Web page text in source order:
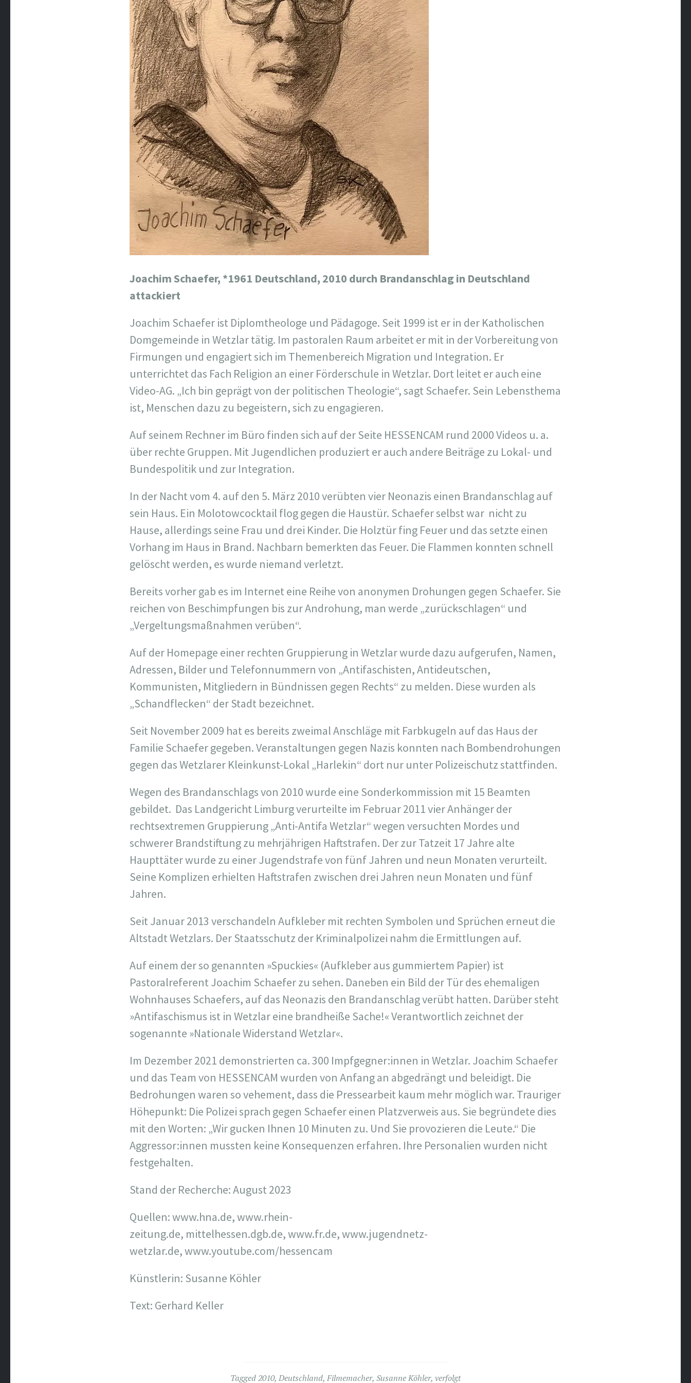
Joachim Schaefer, *1961 Deutschland, 2010 durch Brandanschlag in Deutschland
attackiert
Joachim Schaefer ist Diplomtheologe und Pädagoge. Seit 1999 ist er in der Katholischen
Domgemeinde in Wetzlar tätig. Im pastoralen Raum arbeitet er mit in der Vorbereitung von
Firmungen und engagiert sich im Themenbereich Migration und Integration. Er
unterrichtet das Fach Religion an einer Förderschule in Wetzlar. Dort leitet er auch eine
Video-AG. „Ich bin geprägt von der politischen Theologie“, sagt Schaefer. Sein Lebensthema
ist, Menschen dazu zu begeistern, sich zu engagieren.
Auf seinem Rechner im Büro finden sich auf der Seite HESSENCAM rund 2000 Videos u. a.
über rechte Gruppen. Mit Jugendlichen produziert er auch andere Beiträge zu Lokal- und
Bundespolitik und zur Integration.
In der Nacht vom 4. auf den 5. März 2010 verübten vier Neonazis einen Brandanschlag auf
sein Haus. Ein Molotowcocktail flog gegen die Haustür. Schaefer selbst war nicht zu
Hause, allerdings seine Frau und drei Kinder. Die Holztür fing Feuer und das setzte einen
Vorhang im Haus in Brand. Nachbarn bemerkten das Feuer. Die Flammen konnten schnell
gelöscht werden, es wurde niemand verletzt.
Bereits vorher gab es im Internet eine Reihe von anonymen Drohungen gegen Schaefer. Sie
reichen von Beschimpfungen bis zur Androhung, man werde „zurückschlagen“ und
„Vergeltungsmaßnahmen verüben“.
Auf der Homepage einer rechten Gruppierung in Wetzlar wurde dazu aufgerufen, Namen,
Adressen, Bilder und Telefonnummern von „Antifaschisten, Antideutschen,
Kommunisten, Mitgliedern in Bündnissen gegen Rechts“ zu melden. Diese wurden als
„Schandflecken“ der Stadt bezeichnet.
Seit November 2009 hat es bereits zweimal Anschläge mit Farbkugeln auf das Haus der
Familie Schaefer gegeben. Veranstaltungen gegen Nazis konnten nach Bombendrohungen
gegen das Wetzlarer Kleinkunst-Lokal „Harlekin“ dort nur unter Polizeischutz stattfinden.
Wegen des Brandanschlags von 2010 wurde eine Sonderkommission mit 15 Beamten
gebildet. Das Landgericht Limburg verurteilte im Februar 2011 vier Anhänger der
rechtsextremen Gruppierung „Anti-Antifa Wetzlar“ wegen versuchten Mordes und
schwerer Brandstiftung zu mehrjährigen Haftstrafen. Der zur Tatzeit 17 Jahre alte
Haupttäter wurde zu einer Jugendstrafe von fünf Jahren und neun Monaten verurteilt.
Seine Komplizen erhielten Haftstrafen zwischen drei Jahren neun Monaten und fünf
Jahren.
Seit Januar 2013 verschandeln Aufkleber mit rechten Symbolen und Sprüchen erneut die
Altstadt Wetzlars. Der Staatsschutz der Kriminalpolizei nahm die Ermittlungen auf.
Auf einem der so genannten »Spuckies« (Aufkleber aus gummiertem Papier) ist
Pastoralreferent Joachim Schaefer zu sehen. Daneben ein Bild der Tür des ehemaligen
Wohnhauses Schaefers, auf das Neonazis den Brandanschlag verübt hatten. Darüber steht
»Antifaschismus ist in Wetzlar eine brandheiße Sache!« Verantwortlich zeichnet der
sogenannte »Nationale Widerstand Wetzlar«.
Im Dezember 2021 demonstrierten ca. 300 Impfgegner:innen in Wetzlar. Joachim Schaefer
und das Team von HESSENCAM wurden von Anfang an abgedrängt und beleidigt. Die
Bedrohungen waren so vehement, dass die Pressearbeit kaum mehr möglich war. Trauriger
Höhepunkt: Die Polizei sprach gegen Schaefer einen Platzverweis aus. Sie begründete dies
mit den Worten: „Wir gucken Ihnen 10 Minuten zu. Und Sie provozieren die Leute.“ Die
Aggressor:innen mussten keine Konsequenzen erfahren. Ihre Personalien wurden nicht
festgehalten.
Stand der Recherche: August 2023
Quellen: www.hna.de, www.rhein-
zeitung.de, mittelhessen.dgb.de, www.fr.de, www.jugendnetz-
wetzlar.de, www.youtube.com/hessencam
Künstlerin: Susanne Köhler
Text: Gerhard Keller
Tagged2010, Deutschland, Filmemacher, Susanne Köhler, verfolgt